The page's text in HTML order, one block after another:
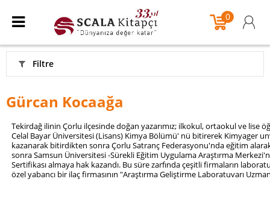
0
Filtre
Gürcan Kocaağa
Tekirdağ ilinin Çorlu ilçesinde doğan yazarımız; ilkokul, ortaokul ve lise
Celal Bayar Üniversitesi (Lisans) Kimya Bölümü' nü bitirerek Kimyager
kazanarak bitirdikten sonra Çorlu Satranç Federasyonu'nda eğitim
sonra Samsun Üniversitesi -Sürekli Eğitim Uygulama Araştırma
Sertifikası almaya hak kazandı. Bu süre zarfında çeşitli firmaların
özel yabancı bir ilaç firmasının "Araştırma Geliştirme Laboratuvarı